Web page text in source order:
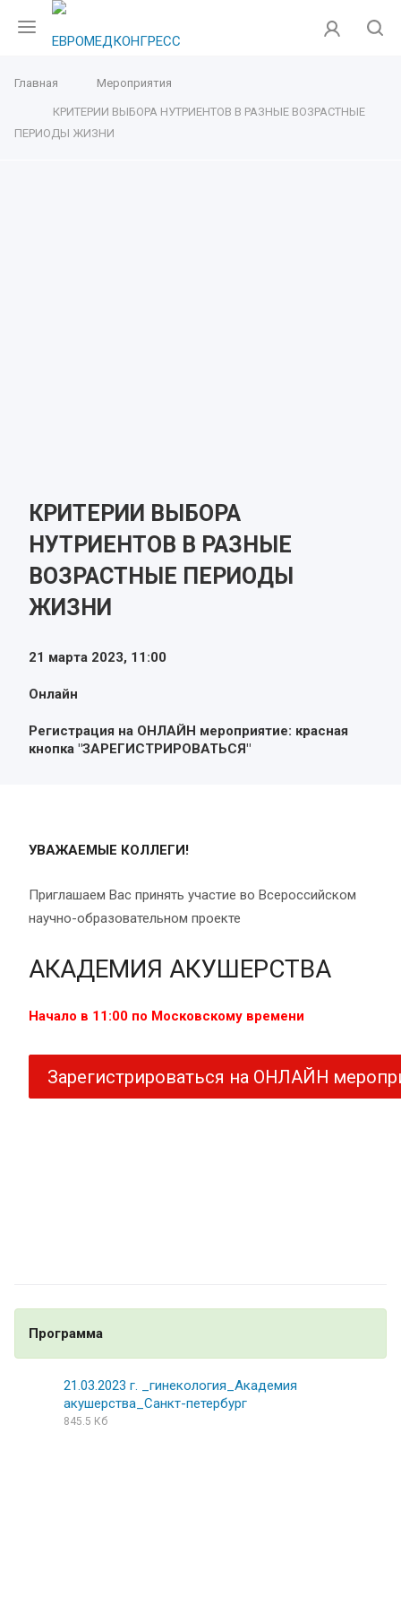
Главная Мероприятия
КРИТЕРИИ ВЫБОРА НУТРИЕНТОВ В РАЗНЫЕ ВОЗРАСТНЫЕ
ПЕРИОДЫ ЖИЗНИ
КРИТЕРИИ ВЫБОРА
НУТРИЕНТОВ В РАЗНЫЕ
ВОЗРАСТНЫЕ ПЕРИОДЫ
ЖИЗНИ
21 марта 2023, 11:00
Онлайн
Регистрация на ОНЛАЙН мероприятие: красная
кнопка "ЗАРЕГИСТРИРОВАТЬСЯ"
УВАЖАЕМЫЕ КОЛЛЕГИ!
Приглашаем Вас принять участие во Всероссийском
научно-образовательном проекте
АКАДЕМИЯ АКУШЕРСТВА
Начало в 11:00 по Московскому времени
Зарегистрироваться на ОНЛАЙН
Программа
21.03.2023 г. _гинекология_Академия
акушерства_Санкт-петербург
845.5 Кб